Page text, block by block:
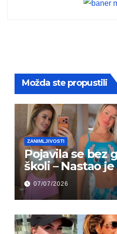
Možda ste propustili
ZANIMLJIVOSTI
Pojavila se bez
školi – Nastao
grupi je majke
07/07/2026